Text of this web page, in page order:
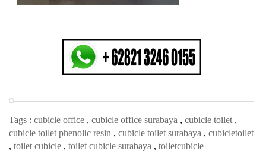
Tags : cubicle office , cubicle office surabaya , cubicle toilet ,
cubicle toilet phenolic resin , cubicle toilet surabaya , cubicletoilet
, toilet cubicle , toilet cubicle surabaya , toiletcubicle